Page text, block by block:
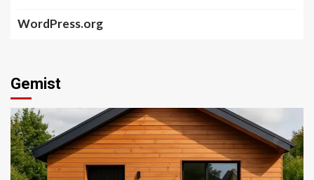
WordPress.org
Gemist